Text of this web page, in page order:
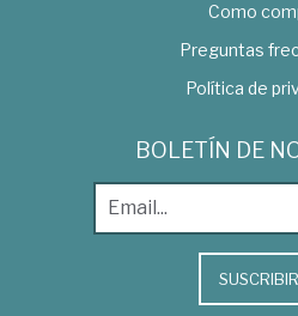
Como
Preguntas
Política de
BOLETÍN DE